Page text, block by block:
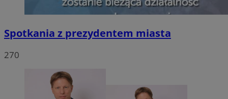
Spotkania z prezydentem miasta
270